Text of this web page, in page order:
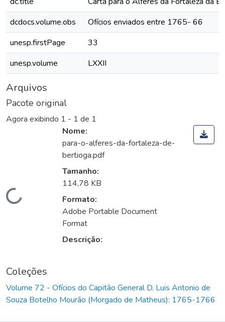
dcdocs.volume.obs
Ofícios enviados entre 1765- 66
unesp.firstPage
33
unesp.volume
LXXII
Arquivos
Pacote original
Agora exibindo 1 - 1 de 1
Carregando...
Nome:
para-o-alferes-da-fortaleza-de-
bertioga.pdf
Tamanho:
114,78 KB
Formato:
Adobe Portable Document
Format
Descrição:
Coleções
Volume 72 - Ofícios do Capitão General D. Luis Antonio de
Souza Botelho Mourão (Morgado de Matheus): 1765-1766